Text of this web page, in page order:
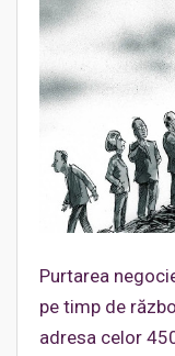
Purtarea
pe timp de
adresa celor